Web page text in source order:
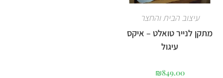
עיצוב הבית והחצר
מתקן לנייר טואלט – איקס
עיגול
₪849.00